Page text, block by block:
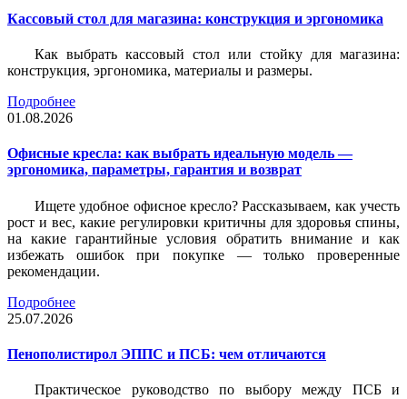
Кассовый стол для магазина: конструкция и эргономика
Как выбрать кассовый стол или стойку для магазина:
конструкция, эргономика, материалы и размеры.
Подробнее
01.08.2026
Офисные кресла: как выбрать идеальную модель —
эргономика, параметры, гарантия и возврат
Ищете удобное офисное кресло? Рассказываем, как учесть
рост и вес, какие регулировки критичны для здоровья спины,
на какие гарантийные условия обратить внимание и как
избежать ошибок при покупке — только проверенные
рекомендации.
Подробнее
25.07.2026
Пенополистирол ЭППС и ПСБ: чем отличаются
Практическое руководство по выбору между ПСБ и